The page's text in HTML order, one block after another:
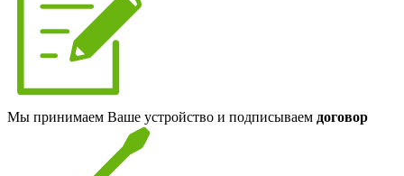
Мы принимаем Ваше устройство и подписываем договор